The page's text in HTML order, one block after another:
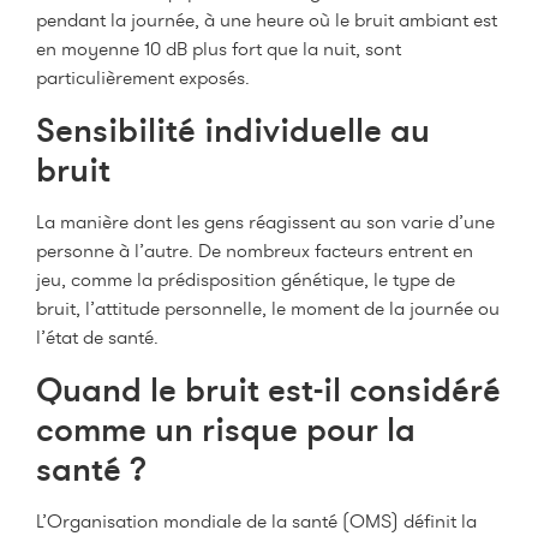
pendant la journée, à une heure où le bruit ambiant est
en moyenne 10 dB plus fort que la nuit, sont
particulièrement exposés.
Sensibilité individuelle au
bruit
La manière dont les gens réagissent au son varie d’une
personne à l’autre. De nombreux facteurs entrent en
jeu, comme la prédisposition génétique, le type de
bruit, l’attitude personnelle, le moment de la journée ou
l’état de santé.
Quand le bruit est-il considéré
comme un risque pour la
santé ?
L’Organisation mondiale de la santé (OMS) définit la